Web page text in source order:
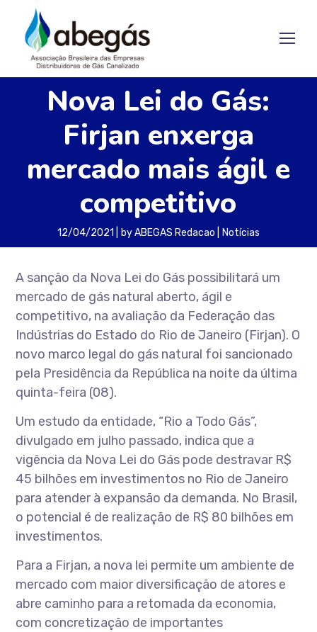
Nova Lei do Gás:
Firjan enxerga
mercado mais ágil e
competitivo
12/04/2021 byABEGAS Redacao Notícias
A sanção da Nova Lei do Gás possibilitará um
mercado de gás natural aberto, ágil e
competitivo, na avaliação da Federação das
Indústrias do Estado do Rio de Janeiro (Firjan). O
novo marco legal do gás natural foi sancionado
pela Presidência da República na noite da última
quinta-feira (08).
Um estudo da entidade, “Rio a Todo Gás”,
divulgado em julho passado, indica que a
vigência da Nova Lei do Gás pode destravar R$
45 bilhões em investimentos no Rio de Janeiro
para atender à expansão da demanda. No Brasil,
o potencial é de realização de R$ 80 bilhões em
investimentos.
Para a Firjan, a nova lei permite um ambiente de
mercado com maior diversificação de atores e
abre caminho para a retomada da economia,
com concretização de importantes